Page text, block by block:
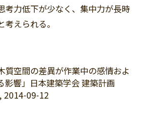
考力低下が少なく、集中力が長時
えられる。
質空間の差異が作業中の感情およ
影響」日本建築学会 建築計画
2014-09-12